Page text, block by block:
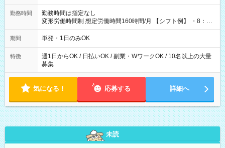
勤務時間
勤務時間は指定なし
変形労働時間制 想定労働時間160時間/月 【シフト例】 ・8：00
～21：00
期間 単発・1日のみOK
特徴
週1日からOK / 日払いOK / 副業・WワークOK / 10名以上の大量
募集
気になる！ 応募する 詳細へ
未読